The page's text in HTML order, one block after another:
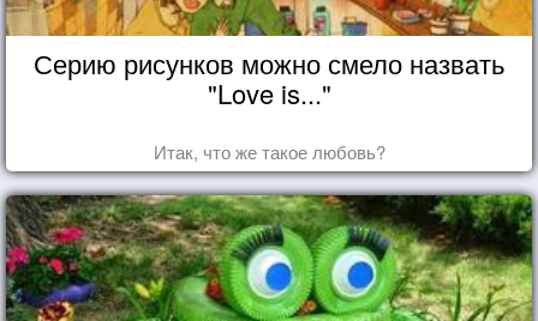
Серию рисунков можно смело назвать
"Love is..."
Итак, что же такое любовь?